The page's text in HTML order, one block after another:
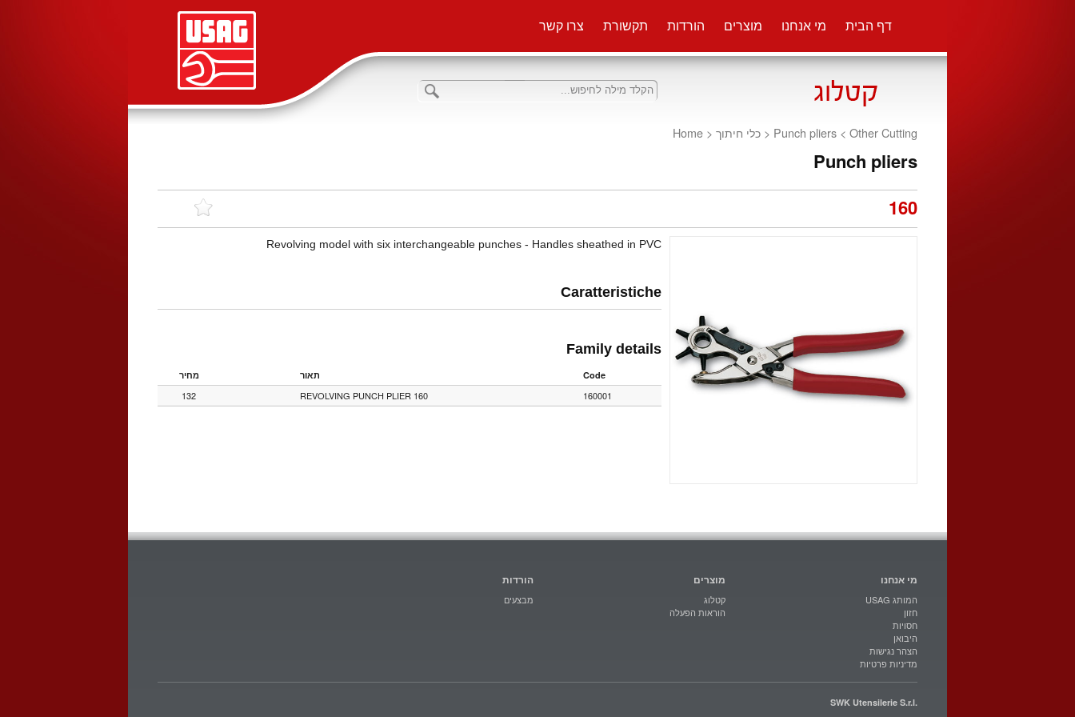
דף הבית מי אנחנו מוצרים הורדות תקשורת צרו קשר
Punch pliers < Other Cutting
< כלי חיתוך <
Home
Punch pliers
160
Revolving model with six interchangeable punches - Handles sheathed in PVC
Caratteristiche
Family details
Code תאור מחיר
160001
REVOLVING PUNCH PLIER 160
132
מי אנחנו
USAG המותג
חזון
חסויות
היבואן
הצהר נגישות
מדיניות פרטיות
מוצרים
קטלוג
הוראות הפעלה
הורדות
מבצעים
SWK Utensilerie S.r.l.